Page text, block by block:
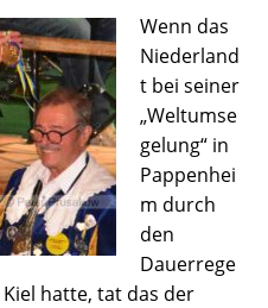
Wenn das
Niederland
t bei seiner
„Weltumse
gelung“ in
Pappenhei
m durch
den
Dauerrege
hatte, tat das der